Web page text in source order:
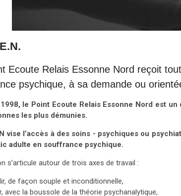
Ecoute Relais Essonne Nord reçoit
psychique, à sa demande ou
le Point Ecoute Relais Essonne Nord est
les plus démunies.
vise l’accès à des soins - psychiques ou
adulte en souffrance psychique.
s’articule autour de trois axes de travail :
de façon souple et inconditionnelle,
avec la boussole de la théorie psychanalytique,